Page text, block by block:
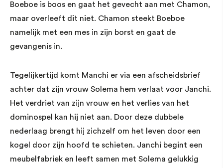
Boeboe is boos en gaat het gevecht aan met Chamon,
maar overleeft dit niet. Chamon steekt Boeboe
namelijk met een mes in zijn borst en gaat de
gevangenis in.
Tegelijkertijd komt Manchi er via een afscheidsbrief
achter dat zijn vrouw Solema hem verlaat voor Janchi.
Het verdriet van zijn vrouw en het verlies van het
dominospel kan hij niet aan. Door deze dubbele
nederlaag brengt hij zichzelf om het leven door een
kogel door zijn hoofd te schieten. Janchi begint een
meubelfabriek en leeft samen met Solema gelukkig